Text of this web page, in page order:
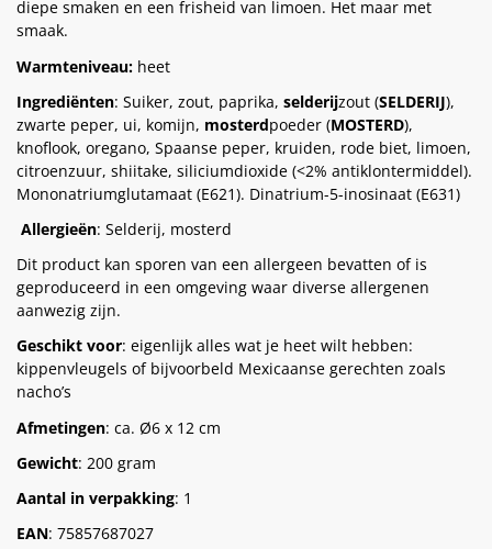
diepe smaken en een frisheid van limoen. Het maar met
smaak.
Warmteniveau: heet
Ingrediënten: Suiker, zout, paprika, selderijzout (SELDERIJ),
zwarte peper, ui, komijn, mosterdpoeder (MOSTERD),
knoflook, oregano, Spaanse peper, kruiden, rode biet, limoen,
citroenzuur, shiitake, siliciumdioxide (<2% antiklontermiddel).
Mononatriumglutamaat (E621). Dinatrium-5-inosinaat (E631)
Allergieën: Selderij, mosterd
Dit product kan sporen van een allergeen bevatten of is
geproduceerd in een omgeving waar diverse allergenen
aanwezig zijn.
Geschikt voor: eigenlijk alles wat je heet wilt hebben:
kippenvleugels of bijvoorbeld Mexicaanse gerechten zoals
nacho’s
Afmetingen: ca. Ø6 x 12 cm
Gewicht: 200 gram
Aantal in verpakking: 1
EAN: 75857687027